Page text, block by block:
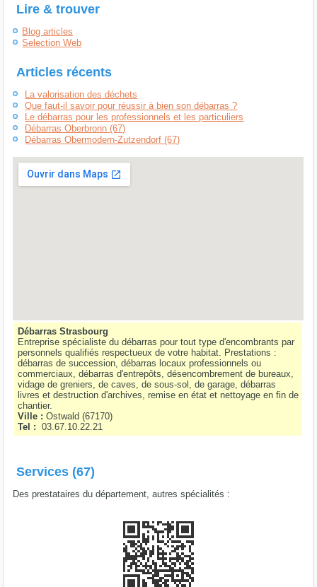
Lire & trouver
Blog articles
Selection Web
Articles récents
La valorisation des déchets
Que faut-il savoir pour réussir à bien son débarras ?
Le débarras pour les professionnels et les particuliers
Débarras Oberbronn (67)
Débarras Obermodern-Zutzendorf (67)
Débarras Strasbourg
Entreprise spécialiste du débarras pour tout type d'encombrants par
personnels qualifiés respectueux de votre habitat. Prestations :
débarras de succession, débarras locaux professionnels ou
commerciaux, débarras d'entrepôts, désencombrement de bureaux,
vidage de greniers, de caves, de sous-sol, de garage, débarras
livres et destruction d'archives, remise en état et nettoyage en fin de
chantier.
Ville :Ostwald(67170)
Tel :
03.67.10.22.21
Services (67)
Des prestataires du département, autres spécialités :